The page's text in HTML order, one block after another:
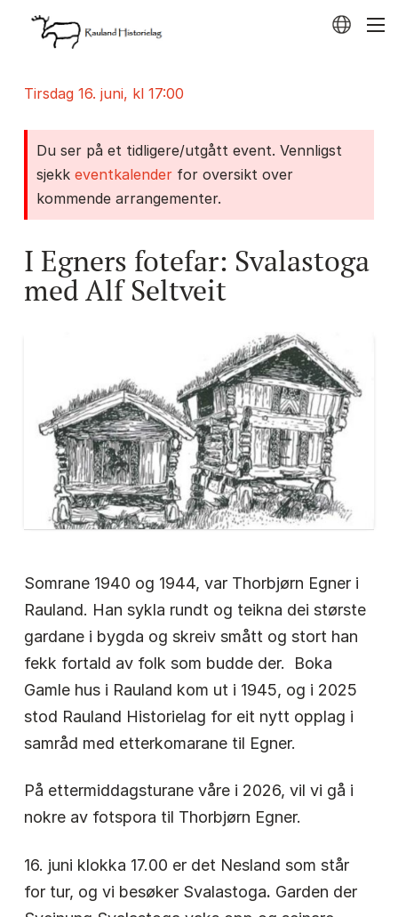
tirsdag 16. juni, kl 17:00
Du ser på et tidligere/utgått event. Vennligst
sjekk eventkalenderfor oversikt over
kommende arrangementer.
I Egners fotefar: Svalastoga
med Alf Seltveit
Somrane 1940 og 1944, var Thorbjørn Egner i
Rauland. Han sykla rundt og teikna dei største
gardane i bygda og skreiv smått og stort han
fekk fortald av folk som budde der. Boka
Gamle hus i Rauland kom ut i 1945, og i 2025
stod Rauland Historielag for eit nytt opplag i
samråd med etterkomarane til Egner.
På ettermiddagsturane våre i 2026, vil vi gå i
nokre av fotspora til Thorbjørn Egner.
16. juni klokka 17.00 er det Nesland som står
for tur, og vi besøker Svalastoga. Garden der